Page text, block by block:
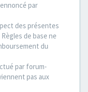
par
des présentes
de base ne
du
par forum-
pas aux